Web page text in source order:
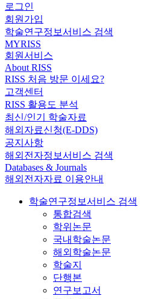
로그인
회원가입
학술연구정보서비스 검색
MYRISS
회원서비스
About RISS
RISS 처음 방문 이세요?
고객센터
RISS 활용도 분석
최신/인기 학술자료
해외자료신청(E-DDS)
공지사항
해외전자정보서비스 검색
Databases & Journals
해외전자자료 이용안내
학술연구정보서비스 검색
통합검색
학위논문
국내학술논문
해외학술논문
학술지
단행본
연구보고서